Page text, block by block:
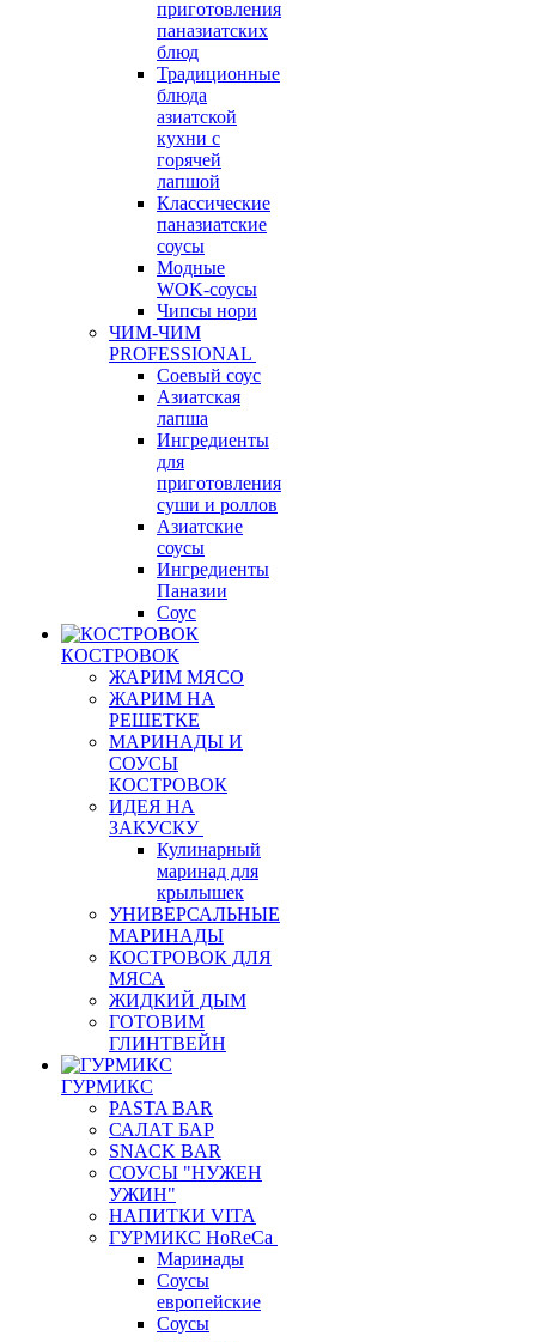
приготовления
паназиатских
блюд
Традиционные
блюда
азиатской
кухни с
горячей
лапшой
Классические
паназиатские
соусы
Модные
WOK-соусы
Чипсы нори
ЧИМ-ЧИМ
PROFESSIONAL
Соевый соус
Азиатская
лапша
Ингредиенты
для
приготовления
суши и роллов
Азиатские
соусы
Ингредиенты
Паназии
Соус
КОСТРОВОК
ЖАРИМ МЯСО
ЖАРИМ НА
РЕШЕТКЕ
МАРИНАДЫ И
СОУСЫ
КОСТРОВОК
ИДЕЯ НА
ЗАКУСКУ
Кулинарный
маринад для
крылышек
УНИВЕРСАЛЬНЫЕ
МАРИНАДЫ
КОСТРОВОК ДЛЯ
МЯСА
ЖИДКИЙ ДЫМ
ГОТОВИМ
ГЛИНТВЕЙН
ГУРМИКС
PASTA BAR
САЛАТ БАР
SNACK BAR
СОУСЫ "НУЖЕН
УЖИН"
НАПИТКИ VITA
ГУРМИКС HoReCa
Маринады
Соусы
европейские
Соуcы